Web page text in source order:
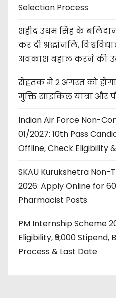
Selection Process
शहीद उधम सिंह के
कर दी श्रद्धांजलि,
अवकाश बहाल करने की
रोहतक में 2 अगस्त को
मुक्ति साइकिल यात्रा और
Indian Air Force Non-
01/2027: 10th Pass
Offline, Check Eligibility
SKAU Kurukshetra
2026: Apply Online for
Pharmacist Posts
PM Internship Scheme
Eligibility, ₹9,000
Process & Last Date